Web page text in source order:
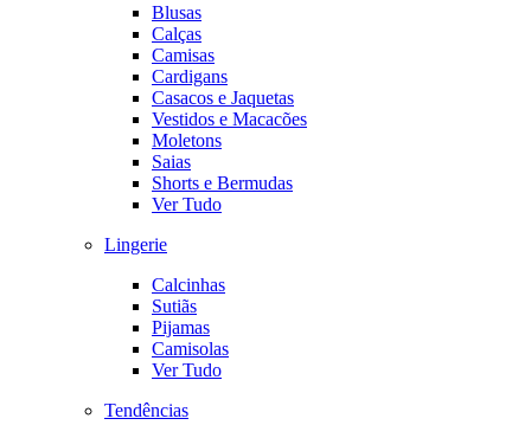
Blusas
Calças
Camisas
Cardigans
Casacos e Jaquetas
Vestidos e Macacões
Moletons
Saias
Shorts e Bermudas
Ver Tudo
Lingerie
Calcinhas
Sutiãs
Pijamas
Camisolas
Ver Tudo
Tendências